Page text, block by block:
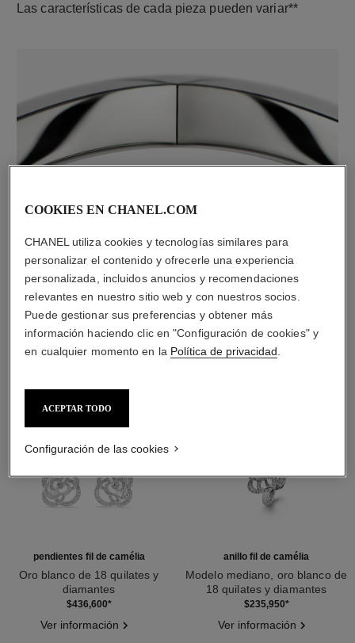
Las características de cada pieza pueden variar**
material
DESCUBRA TAMBIÉN
pendientes fil de camélia
Oro blanco de 18 quilates y
diamantes
$436,600*
Ver información
anillo fil de camélia
Modelo mediano, oro blanco de
18 quilates y diamantes
$235,950*
Ver información
COOKIES EN CHANEL.COM
CHANEL utiliza cookies y tecnologías similares para
personalizar el contenido y ofrecerle una experiencia
personalizada, incluidos anuncios y recomendaciones
relevantes en nuestro sitio web y con nuestros socios.
Puede gestionar sus preferencias y obtener más
información haciendo clic en "Configuración de cookies" y
en cualquier momento en la Política de privacidad
ACEPTAR TODO
Configuración de las cookies